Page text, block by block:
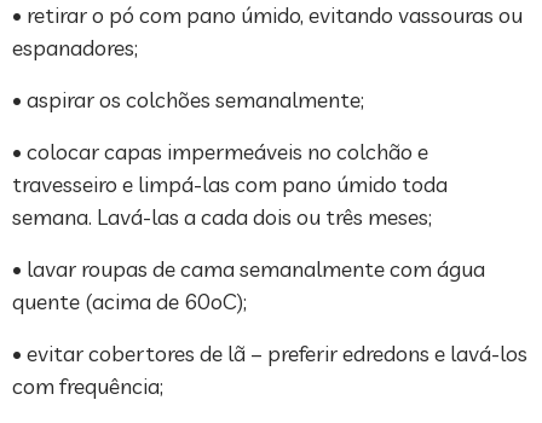
• retirar o pó com pano úmido, evitando vassouras ou
espanadores;
• aspirar os colchões semanalmente;
• colocar capas impermeáveis no colchão e
travesseiro e limpá-las com pano úmido toda
semana. Lavá-las a cada dois ou três meses;
• lavar roupas de cama semanalmente com água
quente (acima de 60oC);
• evitar cobertores de lã – preferir edredons e lavá-los
com frequência;